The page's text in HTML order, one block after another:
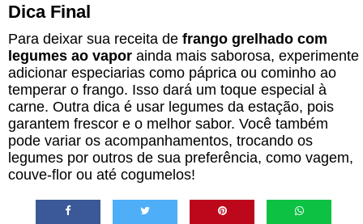
Dica Final
Para deixar sua receita de frango grelhado com
legumes ao vapor ainda mais saborosa, experimente
adicionar especiarias como páprica ou cominho ao
temperar o frango. Isso dará um toque especial à
carne. Outra dica é usar legumes da estação, pois
garantem frescor e o melhor sabor. Você também
pode variar os acompanhamentos, trocando os
legumes por outros de sua preferência, como vagem,
couve-flor ou até cogumelos!